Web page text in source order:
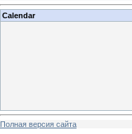
Calendar
Полная версия сайта